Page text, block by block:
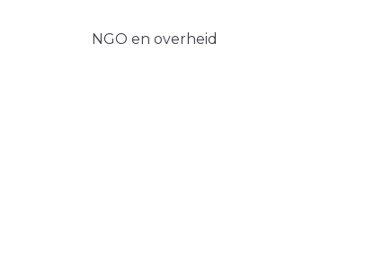
NGO en overheid